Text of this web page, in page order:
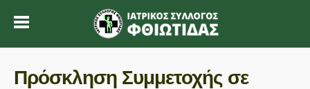
Πρόσκληση Συμμετοχής σε